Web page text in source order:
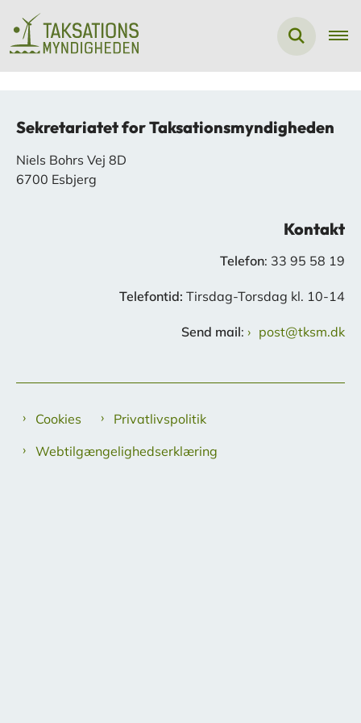
Sekretariatet for Taksationsmyndigheden
Niels Bohrs Vej 8D
6700 Esbjerg
Kontakt
Telefon: 33 95 58 19
Telefontid: Tirsdag-Torsdag kl. 10-14
Send mail: post@tksm.dk
Cookies
Privatlivspolitik
Webtilgængelighedserklæring